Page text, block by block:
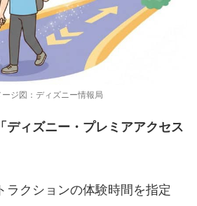
ージ図：ディズニー情報局
「ディズニー・プレミアアクセス
ラクションの体験時間を指定